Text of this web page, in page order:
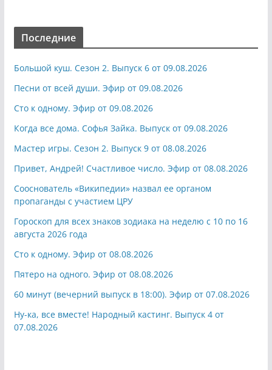
Последние
Большой куш. Сезон 2. Выпуск 6 от 09.08.2026
Песни от всей души. Эфир от 09.08.2026
Сто к одному. Эфир от 09.08.2026
Когда все дома. Софья Зайка. Выпуск от 09.08.2026
Мастер игры. Сезон 2. Выпуск 9 от 08.08.2026
Привет, Андрей! Счастливое число. Эфир от 08.08.2026
Сооснователь «Википедии» назвал ее органом
пропаганды с участием ЦРУ
Гороскоп для всех знаков зодиака на неделю с 10 по 16
августа 2026 года
Сто к одному. Эфир от 08.08.2026
Пятеро на одного. Эфир от 08.08.2026
60 минут (вечерний выпуск в 18:00). Эфир от 07.08.2026
Ну-ка, все вместе! Народный кастинг. Выпуск 4 от
07.08.2026